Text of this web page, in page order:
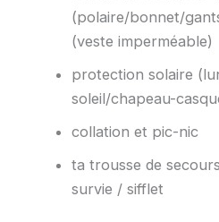
(polaire/bonnet/
(veste imperméable)
protection solaire
soleil/chapeau-
collation et pic-nic
ta trousse de
survie / sifflet